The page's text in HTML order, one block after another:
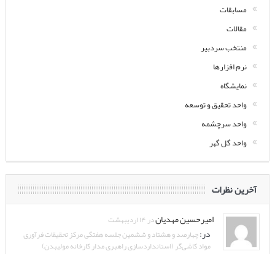
مسابقات
مقالات
منتخب سردبیر
نرم افزارها
نمایشگاه
واحد تحقیق و توسعه
واحد سرچشمه
واحد گل گهر
آخرین نظرات
امیرحسین مهدیاندر ۱۴ اردیبهشت
در:چهارصد و هشتاد و ششمین جلسه هفتگی مرکز تحقیقات فرآوری
مواد کاشی‌گر (استانداردسازی راهبری مدار کارخانه مولیبدن)